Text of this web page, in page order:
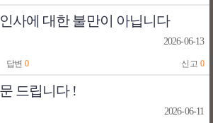
사에 대한 불만이 아닙니다
2026-06-13
답변 0 신고 0
드립니다 !
2026-06-11